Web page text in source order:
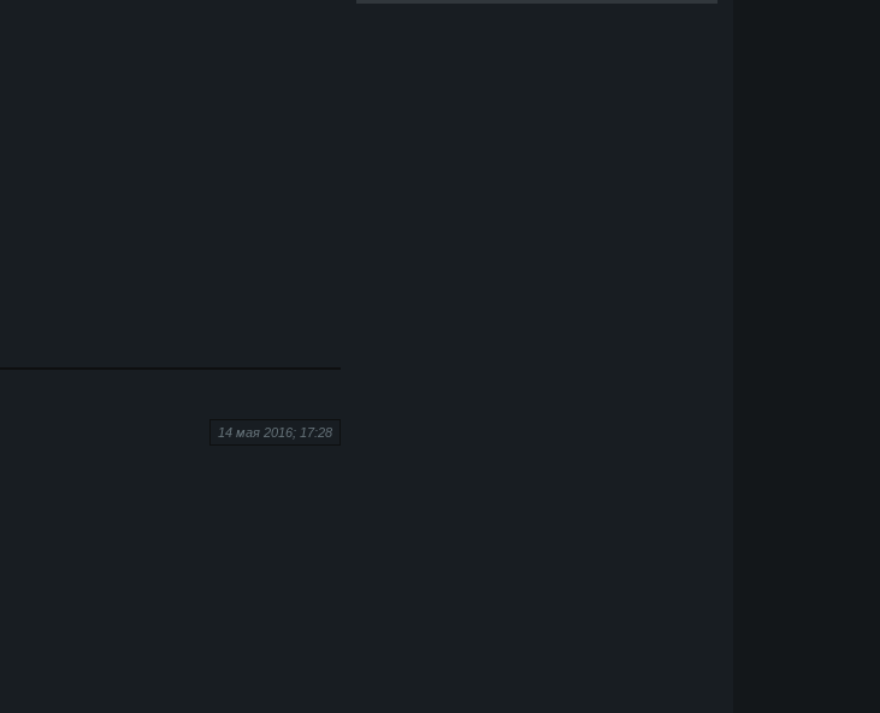
14 мая 2016; 17:28